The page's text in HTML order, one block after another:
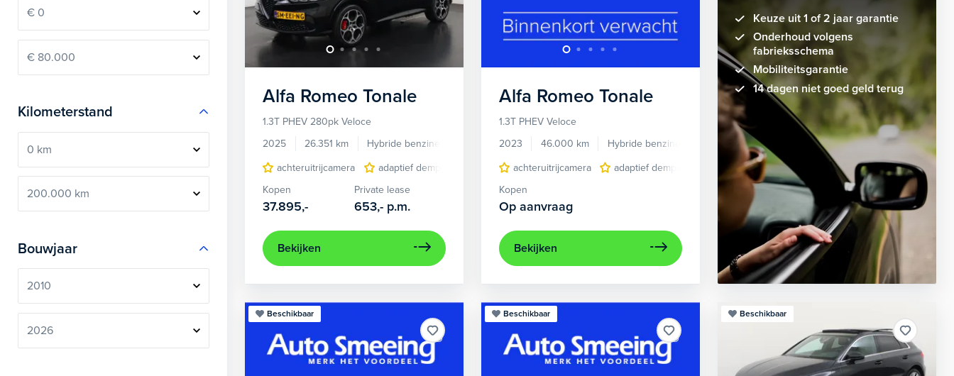
Kilometerstand
Bouwjaar
Alfa Romeo Tonale
1.3T PHEV 280pk Veloce
2025
26.351 km Hybride benzine
Automaat
achteruitrijcamera
adaptief demping systeem audio installatie premium cruise control adaptief dodehoek detectie
elektrisch
Kopen
37.895,-
Private lease
653,- p.m.
Bekijken
Alfa Romeo Tonale
1.3T PHEV Veloce
2023
46.000 km Hybride benzine
Automaat
achteruitrijcamera
adaptief demping systeem Apple Carplay/Android Auto
audio
Kopen
Op aanvraag
Bekijken
Keuze uit 1 of 2 jaar garantie
Onderhoud volgens
fabrieksschema
Mobiliteitsgarantie
14 dagen niet goed geld terug
Beschikbaar Beschikbaar Beschikbaar